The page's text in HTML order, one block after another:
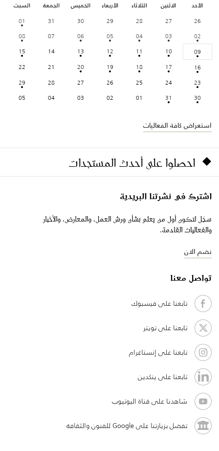
الأحد الاثنين الثلاثاء الأربعاء الخميس الجمعة السبت
26
27
28
29
30
31
01
02
03
04
05
06
07
08
09
10
11
12
13
14
15
16
17
18
19
20
21
22
23
24
25
26
27
28
29
30
31
01
02
03
04
05
استعراض كافة الفعاليات
احصلوا على أحدث المستجدات
اشترك في نشرتنا البريدية
سجّل لتكون أول من يعلم بشأن ورش العمل، والمعارض، والأخبار
والفعاليات القادمة.
نضم الان
تواصل معنا
تابعنا على فيسبوك
تابعنا على تويتر
تابعنا على إنستاغرام
تابعنا على ينكدين
شاهدنا على قناة اليوتيوب
تفضل بزيارتنا على Google للفنون والثقافة